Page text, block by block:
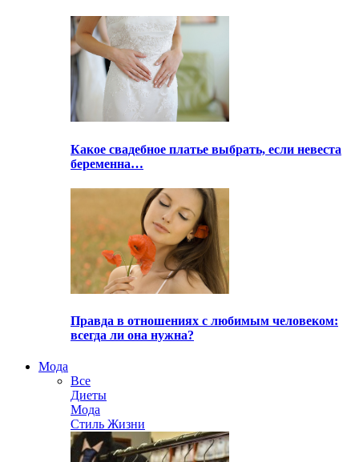
Какое свадебное платье выбрать, если невеста
беременна…
Правда в отношениях с любимым человеком:
всегда ли она нужна?
Мода
Все
Диеты
Мода
Стиль Жизни